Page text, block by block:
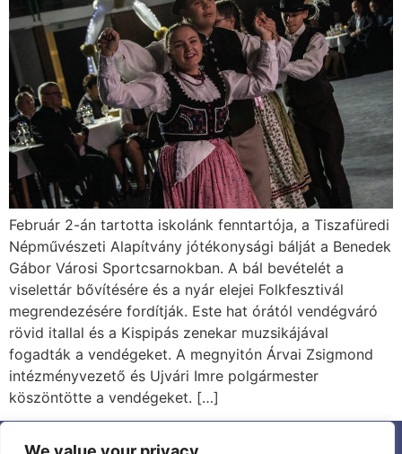
Február 2-án tartotta iskolánk fenntartója, a Tiszafüredi
Népművészeti Alapítvány jótékonysági bálját a Benedek
Gábor Városi Sportcsarnokban. A bál bevételét a
viselettár bővítésére és a nyár elejei Folkfesztivál
megrendezésére fordítják. Este hat órától vendégváró
rövid itallal és a Kispipás zenekar muzsikájával
fogadták a vendégeket. A megnyitón Árvai Zsigmond
intézményvezető és Ujvári Imre polgármester
köszöntötte a vendégeket. […]